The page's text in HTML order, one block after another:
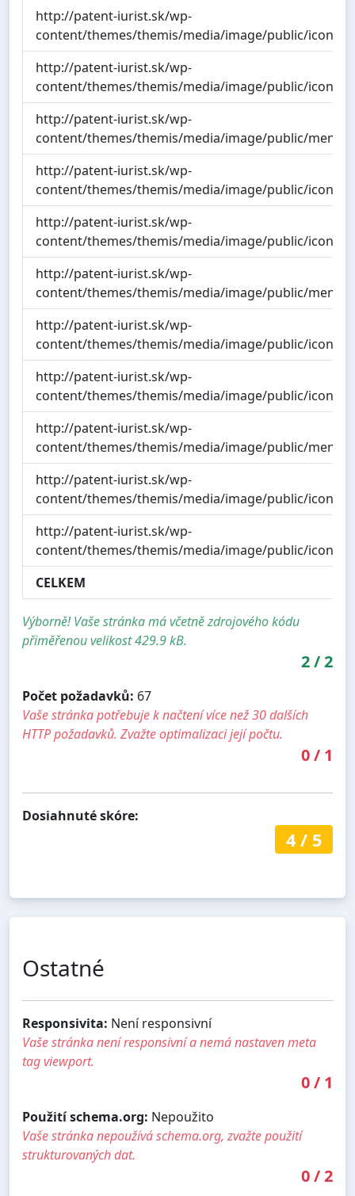
http://patent-iurist.sk/wp-
content/themes/themis/media/image/public/icon/
http://patent-iurist.sk/wp-
content/themes/themis/media/image/public/icon/
http://patent-iurist.sk/wp-
content/themes/themis/media/image/public/
http://patent-iurist.sk/wp-
content/themes/themis/media/image/public/icon/
http://patent-iurist.sk/wp-
content/themes/themis/media/image/public/icon/
http://patent-iurist.sk/wp-
content/themes/themis/media/image/public/
http://patent-iurist.sk/wp-
content/themes/themis/media/image/public/icon/
http://patent-iurist.sk/wp-
content/themes/themis/media/image/public/icon/
http://patent-iurist.sk/wp-
content/themes/themis/media/image/public/
http://patent-iurist.sk/wp-
content/themes/themis/media/image/public/icon/
http://patent-iurist.sk/wp-
content/themes/themis/media/image/public/icon/
CELKEM
Výborně! Vaše stránka má včetně zdrojového kódu
přiměřenou velikost 429.9 kB.
2/2
Počet požadavků: 67
Vaše stránka potřebuje k načtení více než 30 dalších
HTTP požadavků. Zvažte optimalizaci její počtu.
0/ 1
Dosiahnuté skóre:
4/ 5
Ostatné
Responsivita: Není responsivní
Vaše stránka není responsivní a nemá nastaven meta
tag viewport.
0/ 1
Použití schema.org: Nepoužito
Vaše stránka nepoužívá schema.org, zvažte použití
strukturovaných dat.
0/2